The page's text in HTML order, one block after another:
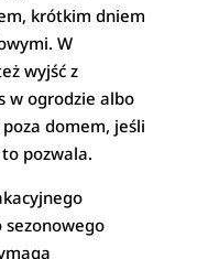
krótkim dniem
W
wyjść z
w ogrodzie albo
domem, jeśli
pozwala.
sezonowego